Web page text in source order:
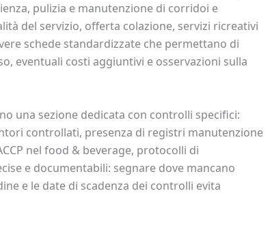
pulizia e manutenzione di corridoi e
del servizio, offerta colazione, servizi ricreativi
schede standardizzate che permettano di
eventuali costi aggiuntivi e osservazioni sulla
una sezione dedicata con controlli specifici:
controllati, presenza di registri manutenzione
nel food & beverage, protocolli di
e documentabili: segnare dove mancano
e le date di scadenza dei controlli evita